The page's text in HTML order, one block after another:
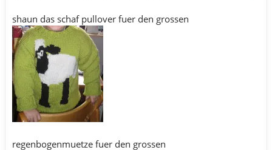
shaun das schaf pullover fuer den grossen
regenbogenmuetze fuer den grossen